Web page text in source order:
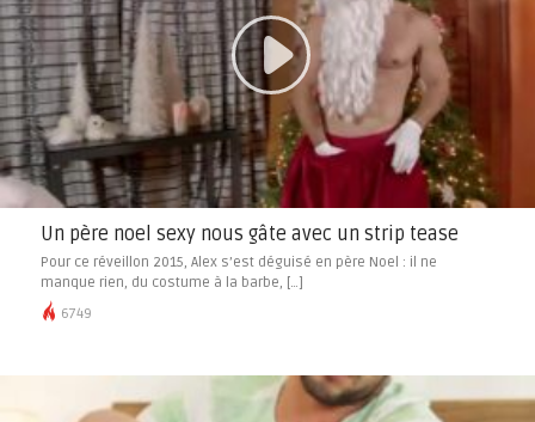
Un père noel sexy nous gâte avec un strip tease
Pour ce réveillon 2015, Alex s’est déguisé en père Noel : il ne
manque rien, du costume à la barbe, […]
6749